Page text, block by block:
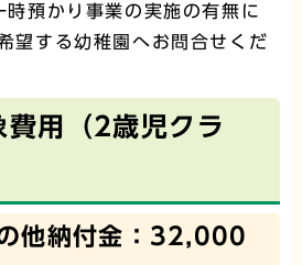
時預かり事業の実施の有無に
望する幼稚園へお問合せくだ
費用（2歳児クラ
他納付金：32,000